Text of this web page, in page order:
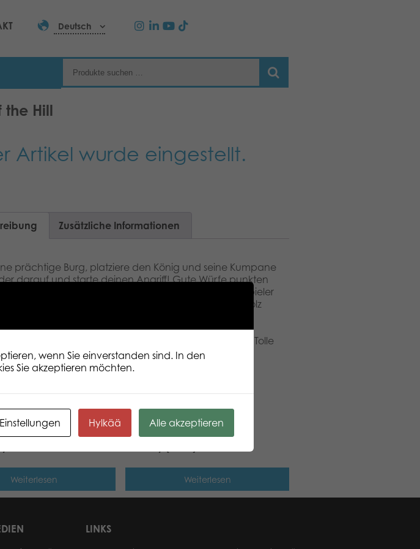
Deutsch
the Hill
Artikel wurde eingestellt.
Zusätzliche Informationen
prächtige Burg, platziere den König und seine Kumpane
darauf und starte deinen Angriff! Gute Würfe punkten
nur, wenn Sie den König selbst niederschlagen. Der Spieler
höchsten Punktzahl gewinnt! Dieses Gartenspiel aus Holz
Holzspiel! Die Spieler können das Spiel
verändern, indem sie verschiedene Burgen bauen. Tolle
aus Bowling und Geschicklichkeitswurf.
Weiterlesen Weiterlesen
LINKS
wenn Sie einverstanden sind. In den
Sie akzeptieren möchten.
Einstellungen Hylkää Alle akzeptieren